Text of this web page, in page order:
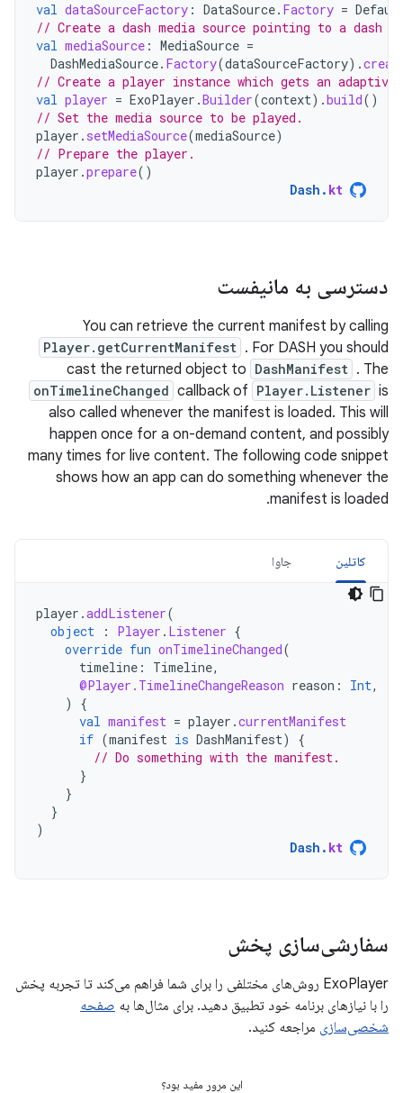
val dataSourceFactory : DataSource. Factory =
// Create a dash media source pointing to a dash
val mediaSource : MediaSource =
DashMediaSource. Factory(dataSourceFactory).
// Create a player instance which gets an
val player = ExoPlayer .Builder(context).build()
// Set the media source to be played.
player . setMediaSource(mediaSource)
// Prepare the player.
player .prepare()
Dash . kt
دسترسی به مانیفست
You can retrieve the current manifest by calling
Player.getCurrentManifest . For DASH you should
cast the returned object to DashManifest . The
onTimelineChanged callback of Player.Listener is
also called whenever the manifest is loaded. This will
happen once for a on-demand content, and possibly
many times for live content. The following code snippet
shows how an app can do something whenever the
manifest is loaded.
کاتلین جاوا
player .addListener(
object
: Player . Listener {
override fun onTimelineChanged(
timeline : Timeline,
@Player.TimelineChangeReason reason : Int,
)
{
val manifest = player .currentManifest
if (manifest is DashManifest)
{
// Do something with the manifest.
}
}
}
)
Dash . kt
سفارشی‌سازی پخش
ExoPlayer روش‌های مختلفی را برای شما فراهم می‌کند تا تجربه پخش
را با نیازهای برنامه خود تطبیق دهید. برای مثال‌ها به صفحه
شخصی‌سازی مراجعه کنید.
این مرور مفید بود؟